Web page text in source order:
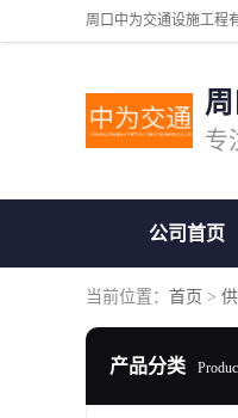
公司首页
当前位置： 首页 >
产品分类